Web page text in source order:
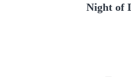
Night of